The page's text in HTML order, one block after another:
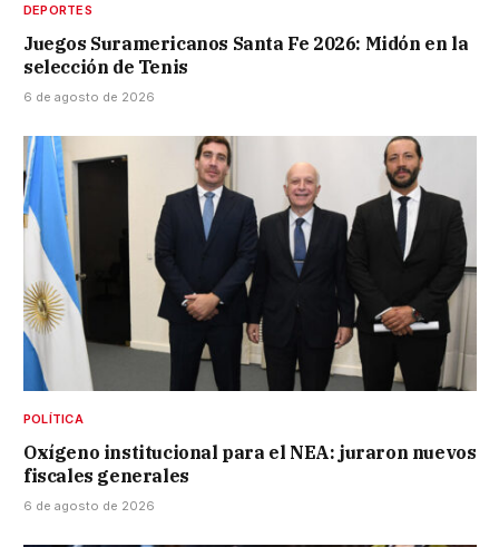
DEPORTES
Juegos Suramericanos Santa Fe 2026: Midón en la
selección de Tenis
6 de agosto de 2026
POLÍTICA
Oxígeno institucional para el NEA: juraron nuevos
fiscales generales
6 de agosto de 2026